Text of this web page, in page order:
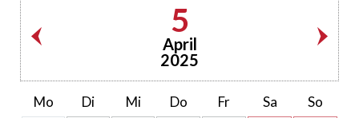
5
April
2025
Mo Di Mi Do Fr Sa So